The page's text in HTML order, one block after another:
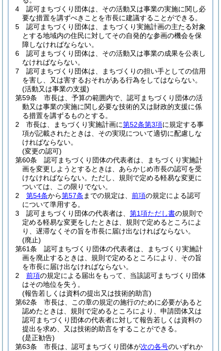
4
認可まちづくり団体は、その活動又は事業の実施に関し必
要な措置を講ずべきことを市長に建議することができる。
5
認可まちづくり団体は、まちづくり実施計画の主たる対象
とする地域内の住民に対してその自発的な参画の機会を保
障しなければならない。
6
認可まちづくり団体は、その活動又は事業の成果を公表し
なければならない。
7
認可まちづくり団体は、まちづくりの担い手としての信用
を害し、又は害するおそれがある行為をしてはならない。
(活動又は事業の支援)
第59条
市長は、予算の範囲内で、認可まちづくり団体の活
動又は事業の実施に関し必要な技術的又は財政的支援に係
る措置を講ずるものとする。
2
市長は、まちづくり実施計画に第52条第3項に規定する事
項が記載されたときは、その実現について適切に配慮しな
ければならない。
(変更の認可)
第60条
認可まちづくり団体の代表者は、まちづくり実施計
画を変更しようとするときは、あらかじめ市長の認可を受
けなければならない。 ただし、規則で定める軽易な変更に
ついては、この限りでない。
2
第54条から第57条 までの規定は、 前項の規定による認可
について準用する。
3
認可まちづくり団体の代表者は、 第1項ただし書の規則で
定める軽易な変更をしたときは、規則で定めるところによ
り、遅滞なくその旨を市長に届け出なければならない。
(廃止)
第61条
認可まちづくり団体の代表者は、まちづくり実施計
画を廃止するときは、規則で定めるところにより、その旨
を市長に届け出なければならない。
2
前項の規定による届出をもって、当該認可まちづくり団体
はその地位を失う。
(報告若しくは資料の提出又は技術的助言)
第62条
市長は、この章の規定の施行のために必要があると
認めたときは、規則で定めるところにより、申請団体又は
認可まちづくり団体の代表者に対して報告若しくは資料の
提出を求め、又は技術的助言をすることができる。
(是正勧告)
第63条
市長は、認可まちづくり団体が次の各号のいずれか